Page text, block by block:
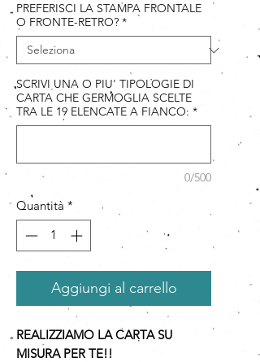
PREFERISCI LA STAMPA FRONTALE
O FRONTE-RETRO? *
SCRIVI UNA O PIU' TIPOLOGIE DI
CARTA CHE GERMOGLIA SCELTE
TRA LE 19 ELENCATE A FIANCO: *
0/500
Quantità *
Aggiungi al carrello
REALIZZIAMO LA CARTA SU
MISURA PER TE!!